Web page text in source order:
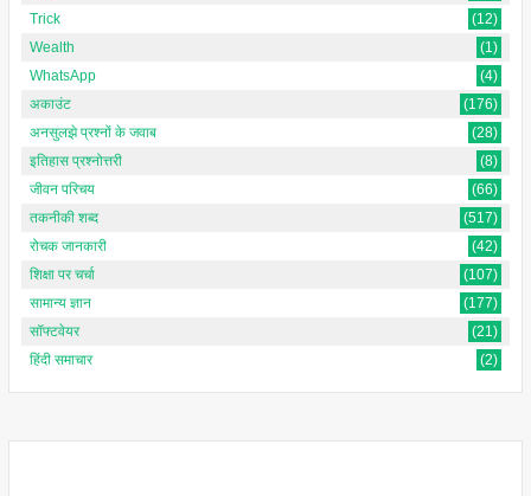
Trick
(12)
Wealth
(1)
WhatsApp
(4)
अकाउंट
(176)
अनसुलझे प्रश्नों के जवाब
(28)
इतिहास प्रश्नोत्तरी
(8)
जीवन परिचय
(66)
तकनीकी शब्द
(517)
रोचक जानकारी
(42)
शिक्षा पर चर्चा
(107)
सामान्य ज्ञान
(177)
सॉफ्टवेयर
(21)
हिंदी समाचार
(2)